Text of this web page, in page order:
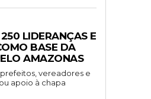
LIDERANÇAS E
BASE DA
AMAZONAS
vereadores e
apoio à chapa